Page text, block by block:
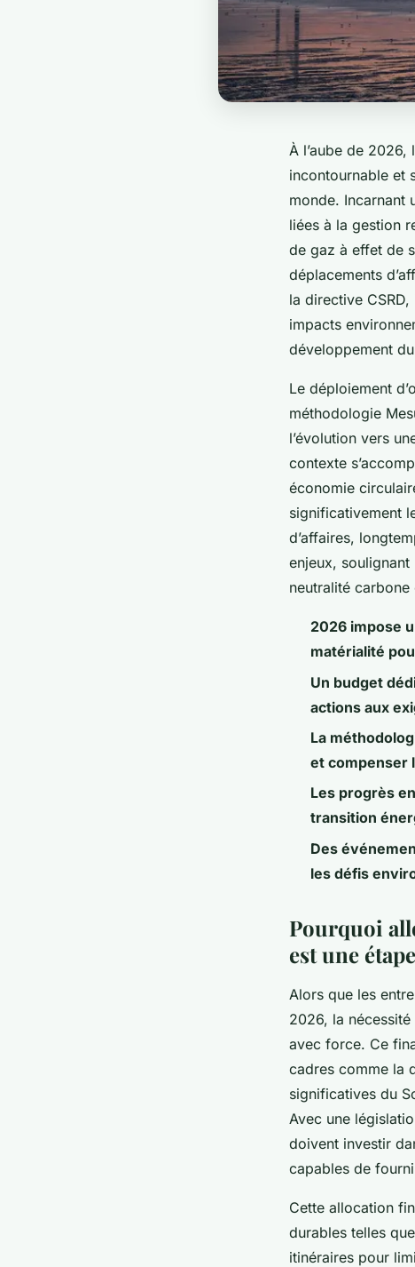
À l’aube de 2026,
incontournable et
monde. Incarnant
liées à la gestion
de gaz à effet de
déplacements
la directive
impacts
développement
Le déploiement
méthodologie
l’évolution vers
contexte
économie
significativement
d’affaires,
enjeux,
neutralité
2026 impose
matérialité
Un budget
actions aux
La
et compenser
Les progrès
transition
Des
les défis
Pourquoi
est une
Alors que les
2026, la
avec force. Ce
cadres comme la
significatives du
Avec une
doivent investir
capables de
Cette allocation
durables telles
itinéraires pour